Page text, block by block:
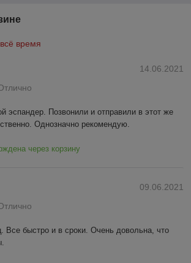
время
14.06.2021
эспандер. Позвонили и отправили в этот же
Однозначно рекомендую.
через корзину
09.06.2021
Все быстро и в сроки. Очень довольна, что